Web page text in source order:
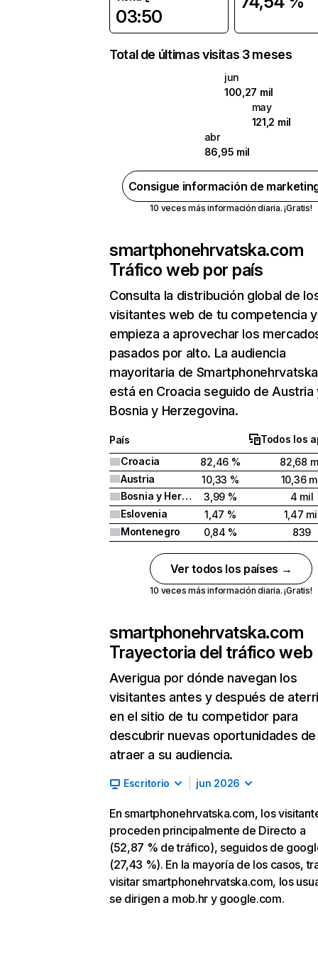
03:50
Total de últimas visitas 3 meses
jun
100,27 mil
may
121,2 mil
abr
86,95 mil
Consigue información de
10 veces más información diaria. ¡Gratis!
smartphonehrvatska.com
Tráfico web por país
Consulta la distribución global de
visitantes web de tu competencia y
empieza a aprovechar los
pasados por alto. La audiencia
mayoritaria de
está en Croacia seguido de Austria
Bosnia y Herzegovina.
País
Todos los
Croacia
82,46 %
82,68
Austria
10,33 %
10,36
Bosnia y Herzegovina
3,99 %
4 mil
Eslovenia
1,47 %
1,47
Montenegro
0,84 % 839
Ver todos los países →
10 veces más información diaria. ¡Gratis!
smartphonehrvatska.com
Trayectoria del tráfico web
Averigua por dónde navegan los
visitantes antes y después de
en el sitio de tu competidor para
descubrir nuevas oportunidades de
atraer a su audiencia.
Escritorio jun 2026
En smartphonehrvatska.com, los
proceden principalmente de Directo a
(52,87 % de tráfico), seguidos de
(27,43 %). En la mayoría de los casos,
visitar smartphonehrvatska.com, los
se dirigen a mob.hr y google.com.